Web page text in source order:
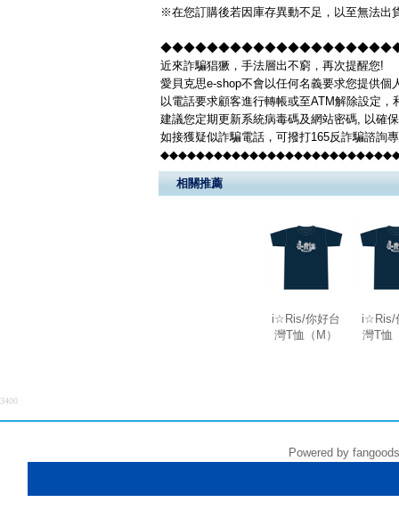
※在您訂購後若因庫存異動不足，以至無法出
◆◆◆◆◆◆◆◆◆◆◆◆◆◆◆◆◆◆◆◆◆◆◆◆
近來詐騙猖獗，手法層出不窮，再次提醒您!
愛貝克思e-shop不會以任何名義要求您提供個
以電話要求顧客進行轉帳或至ATM解除設定
建議您定期更新系統病毒碼及網站密碼, 以確
如接獲疑似詐騙電話，可撥打165反詐騙諮詢
相關推薦
i☆Ris/你好台
灣T恤（M）
i☆Ris/
灣T恤
3400
Powered by